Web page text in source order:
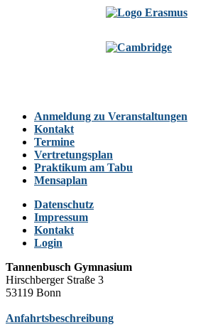
Anmeldung zu Veranstaltungen
Kontakt
Termine
Vertretungsplan
Praktikum am Tabu
Mensaplan
Datenschutz
Impressum
Kontakt
Login
Tannenbusch Gymnasium
Hirschberger Straße 3
53119 Bonn
Anfahrtsbeschreibung